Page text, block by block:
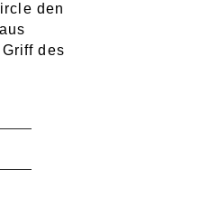
den
des